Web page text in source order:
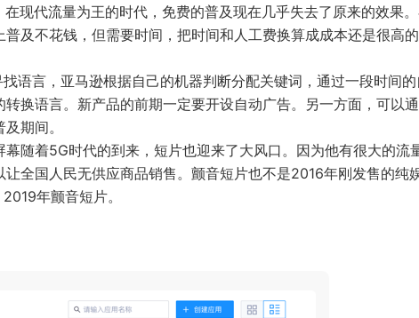
现代流量为王的时代，免费的普及现在几乎失去了原来的效果
及不花钱，但需要时间，把时间和人工费换算成成本还是很高
语言，亚马逊根据自己的机器判断分配关键词，通过一段时间
换语言。新产品的前期一定要开设自动广告。另一方面，可以
期间。
随着5G时代的到来，短片也迎来了大风口。因为他有很大的流
全国人民无供应商品销售。颤音短片也不是2016年刚发售的纯
年颤音短片。